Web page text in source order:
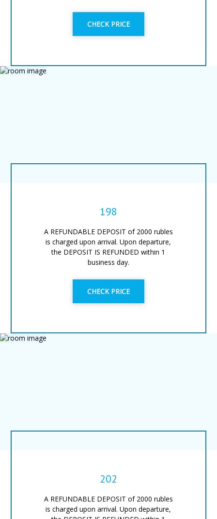
CHECK PRICE
198
A REFUNDABLE DEPOSIT of 2000 rubles
is charged upon arrival. Upon departure,
the DEPOSIT IS REFUNDED within 1
business day.
CHECK PRICE
202
A REFUNDABLE DEPOSIT of 2000 rubles
is charged upon arrival. Upon departure,